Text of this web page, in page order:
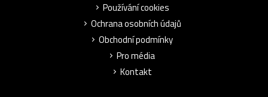
Používání cookies
Ochrana osobních údajů
Obchodní podmínky
Pro média
Kontakt